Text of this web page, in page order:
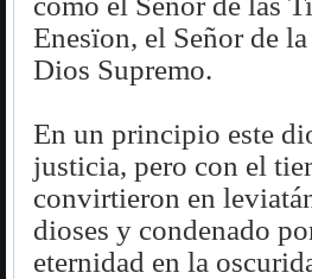
Enesïon, el Señor de
Dios Supremo.
En un principio este
justicia, pero con el
convirtieron en
dioses y condenado
eternidad en la